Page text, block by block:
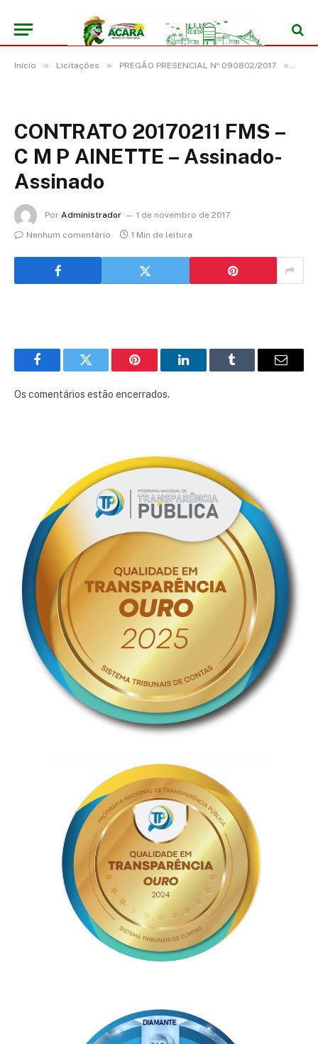
Início » Licitações » PREGÃO PRESENCIAL Nº 090802/2017 »
CONTRATO 20170211 FMS –
C M P AINETTE – Assinado-
Assinado
Por Administrador
1 de novembro de 2017
Nenhum comentário
1 Min de leitura
FacebookTwitter Pinterest LinkedInTumblr
E-
Os comentários estão encerrados.